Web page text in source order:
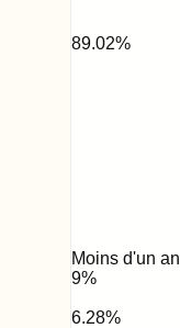
89.02%
Moins d'un an
9%
6.28%